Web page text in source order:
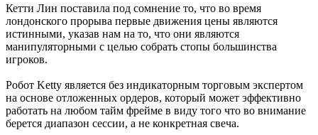
Кетти Лин поставила под сомнение то, что во время
лондонского прорыва первые движения цены являются
истинными, указав нам на то, что они являются
манипуляторными с целью собрать стопы большинства
игроков.
Робот Ketty является без индикаторным торговым экспертом
на основе отложенных ордеров, который может эффективно
работать на любом тайм фрейме в виду того что во внимание
берется диапазон сессии, а не конкретная свеча.